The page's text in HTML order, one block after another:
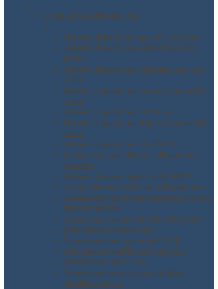
▼
Consulenze Aziendali per
▼
Sistema di gestione qualità ISO 9001
Sistema di gestione ambientale ISO
14001
Sistema di gestione informazione ISO
27001
Sistemi di gestione anticorruzione ISO
37001
Sistemi di gestione ISO 3834
Sistemi di gestione rischio stradale ISO
39001
Sistemi di gestione ISO 45001
Consulenza per i Sistemi di gestione
integrati
Sistema di responsabilità SA 8000
Mantenimento dei Sistemi di gestione
Consulenza per il regolamento Europeo
GDPR 2016/679
Consulenza assunzione incarico ODV
Assunzione incarico DPO
Consulenza per piano H.A.C.C.P.
Affidamento dell’incarico di RSPP
Valutazione rischi DVR
Consulenza accesso a contributi
pubblici e privati